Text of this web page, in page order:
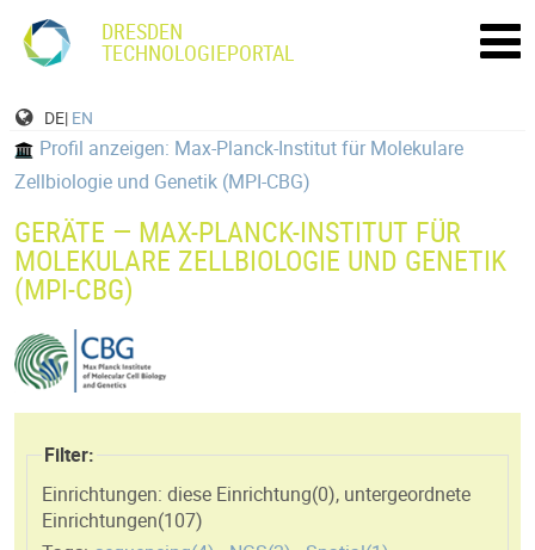
DRESDEN
TECHNOLOGIEPORTAL
DE| EN
Profil anzeigen: Max-Planck-Institut für Molekulare
Zellbiologie und Genetik (MPI-CBG)
GERÄTE — MAX-PLANCK-INSTITUT FÜR
MOLEKULARE ZELLBIOLOGIE UND GENETIK
(MPI-CBG)
Filter:
Einrichtungen: diese Einrichtung(0), untergeordnete
Einrichtungen(107)